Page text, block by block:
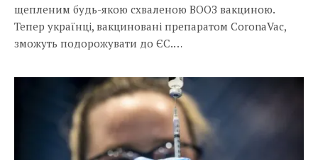
щепленим будь-якою схваленою ВООЗ вакциною.
Тепер українці, вакциновані препаратом CoronaVac,
зможуть подорожувати до ЄС.…